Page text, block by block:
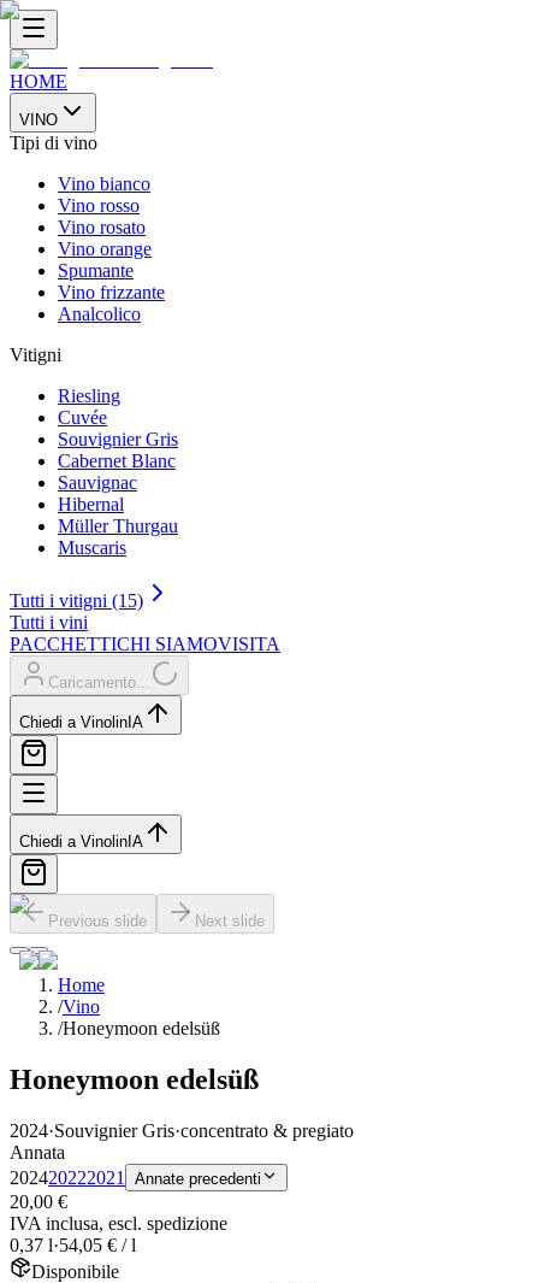
HOME
VINO
Tipi di vino
Vino bianco
Vino rosso
Vino rosato
Vino orange
Spumante
Vino frizzante
Analcolico
Vitigni
Riesling
Cuvée
Souvignier Gris
Cabernet Blanc
Sauvignac
Hibernal
Müller Thurgau
Muscaris
Tutti i vitigni (15)
Tutti i vini
PACCHETTICHI SIAMOVISITA
Caricamento...
Chiedi a Vinolin IA
Chiedi a Vinolin IA
Previous slide Next slide
Home
/Vino
/Honeymoon edelsüß
Honeymoon edelsüß
2024·Souvignier Gris·concentrato & pregiato
Annata
202420222021 Annate precedenti
20,00 €
IVA inclusa, escl. spedizione
0,37 l·54,05 € / l
Disponibile